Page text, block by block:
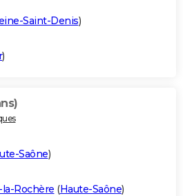
Saint-Denis)
)
Saône)
Rochère (Haute-Saône)